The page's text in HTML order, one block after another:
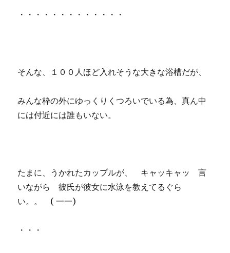
・・・・・・・・・・・・・
そんな、１００人ほど入れそうな大きな浴槽だが、
みんな枠の外にゆっくりくつろいでいる為、真ん中
には付近には誰もいない。
たまに、うかれたカップルが、 キャッキャッ 言
いながら 彼氏が彼女に水泳を教えてるぐら
い。。 ( 一一)
・・・